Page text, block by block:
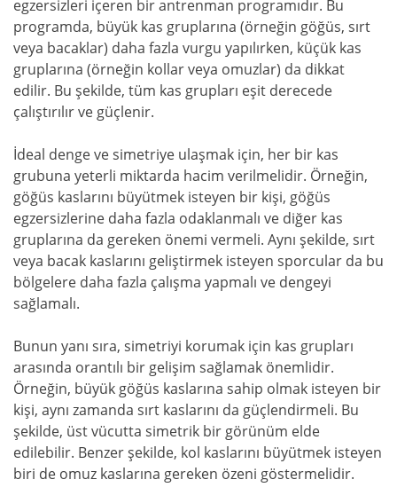
egzersizleri içeren bir antrenman programıdır. Bu
programda, büyük kas gruplarına (örneğin göğüs, sırt
veya bacaklar) daha fazla vurgu yapılırken, küçük kas
gruplarına (örneğin kollar veya omuzlar) da dikkat
edilir. Bu şekilde, tüm kas grupları eşit derecede
çalıştırılır ve güçlenir.
İdeal denge ve simetriye ulaşmak için, her bir kas
grubuna yeterli miktarda hacim verilmelidir. Örneğin,
göğüs kaslarını büyütmek isteyen bir kişi, göğüs
egzersizlerine daha fazla odaklanmalı ve diğer kas
gruplarına da gereken önemi vermeli. Aynı şekilde, sırt
veya bacak kaslarını geliştirmek isteyen sporcular da bu
bölgelere daha fazla çalışma yapmalı ve dengeyi
sağlamalı.
Bunun yanı sıra, simetriyi korumak için kas grupları
arasında orantılı bir gelişim sağlamak önemlidir.
Örneğin, büyük göğüs kaslarına sahip olmak isteyen bir
kişi, aynı zamanda sırt kaslarını da güçlendirmeli. Bu
şekilde, üst vücutta simetrik bir görünüm elde
edilebilir. Benzer şekilde, kol kaslarını büyütmek isteyen
biri de omuz kaslarına gereken özeni göstermelidir.